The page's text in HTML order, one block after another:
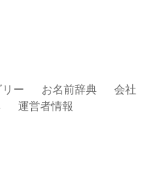
ー お名前辞典
会社
運営者情報